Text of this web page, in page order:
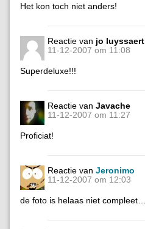
Het kon toch niet anders!
Reactie van jo luyssaert
11-12-2007 om 11:08
Superdeluxe!!!
Reactie van Javache
11-12-2007 om 11:27
Proficiat!
Reactie van Jeronimo
11-12-2007 om 12:03
de foto is helaas niet compleet…